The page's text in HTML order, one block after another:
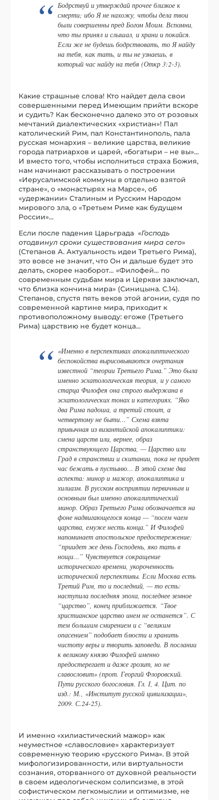
Бодрствуй и утверждай прочее близкое к
смерти; ибо Я не нахожу, чтобы дела твои
были совершенны пред Богом Моим. Вспомни,
что ты принял и слышал, и храни и покайся.
Если же не будешь бодрствовать, то Я найду
на тебя, как тать, и ты не узнаешь, в
который час найду на тебя (Откр 3:2-3).
Какие страшные слова! Кто найдет дела свои
совершенными перед Имеющим прийти вскоре
и судить? Как бесконечно далеко это от розовых
мечтаний диалектических «христиан»! Пал
католический Рим, пал Константинополь, пала
русская монархия – великие царства, великие
города патриархов и царей, «богатыри – не вы»…
И вместо того, чтобы исполниться страха Божия,
нам начинают рассказывать о построении
«Иерусалимской коммуны в отдельно взятой
стране», о «монастырях на Марсе», об
«удержании» Сталиным и Русским Народом
мирового зла, о «Третьем Риме как будущем
России»…
Если после падения Царьграда «Господь
отодвинул сроки существования мира сего»
(Степанов А. Актуальность идеи Третьего Рима),
это вовсе не значит, что Он и дальше будет это
делать, скорее наоборот… «Филофей… по
современным судьбам мира и Церкви заключал,
что близка кончина мира» (Синицына. С.14).
Степанов, спустя пять веков этой агонии, судя по
современной картине мира, приходит к
противоположному выводу: егоже (Третьего
Рима) царствию не будет конца…
«Именно в перспективах апокалиптического
беспокойства вырисовываются очертания
известной “теории Третьего Рима.” Это была
именно эсхатологическая теория, и у самого
старца Филофея она строго выдержана в
эсхатологических тонах и категориях. “Яко
два Рима падоша, а третий стоит, а
четвертому не быти…” Схема взята
привычная из византийской апокалиптики:
смена царств или, вернее, образ
странствующего Царства, — Царство или
Град в странствии и скитании, пока не придет
час бежать в пустыню… В этой схеме два
аспекта: минор и мажор, апокалиптика и
хилиазм. В русском восприятии первичным и
основным был именно апокалиптический
минор. Образ Третьего Рима обозначается на
фоне надвигающегося конца — “посем чаем
царства, емуже несть конца.” И Филофей
напоминает апостольское предостережение:
“приидет же день Господень, яко тать в
нощи…” Чувствуется сокращение
исторического времени, укороченность
исторической перспективы. Если Москва есть
Третий Рим, то и последний, — то есть:
наступила последняя эпоха, последнее земное
“царство”, конец приближается. “Твое
христианское царство инем не останется”. С
тем большим смирением и с “великим
опасением” подобает блюсти и хранить
чистоту веры и творить заповеди. В послании
к великому князю Филофей именно
предостерегает и даже грозит, но не
славословит» (прот. Георгий Флоровский.
Пути русского богословия. Гл. I, 4. Цит. по
изд.: М., «Институт русской цивилизации»,
2009. С.24-25).
И именно «хилиастический мажор» как
неуместное «славословие» характеризует
современную теорию «русского Рима». В этой
мифологизированности, или виртуальности
сознания, оторванного от духовной реальности
в своем идеологическом солипсизме, в этой
софистическом легкомыслии и оптимизме, не